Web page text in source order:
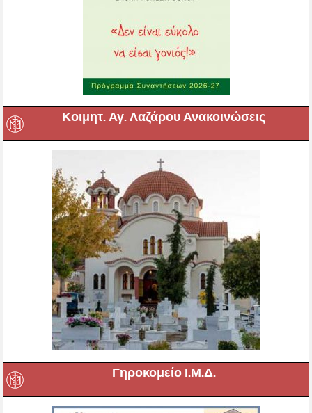
Κοιμητ. Αγ. Λαζάρου Ανακοινώσεις
Γηροκομείο Ι.Μ.Δ.